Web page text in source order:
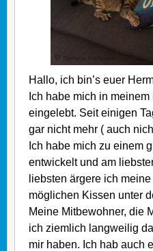
Hallo, ich bin’s euer
Ich habe mich in
eingelebt. Seit einigen
gar nicht mehr ( auch
Ich habe mich zu einem
entwickelt und am
liebsten ärgere ich
möglichen Kissen unter
Meine Mitbewohner, die
ich ziemlich langweilig
mir haben. Ich hab auch